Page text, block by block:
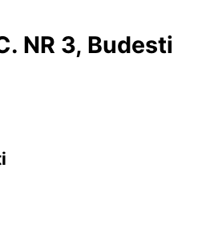
NR 3, Budesti